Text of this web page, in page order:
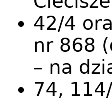
42/4
nr 868
– na
74,